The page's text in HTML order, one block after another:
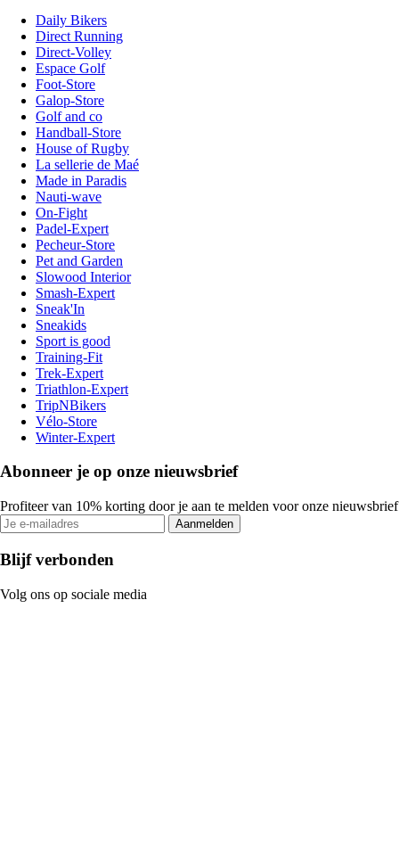
Daily Bikers
Direct Running
Direct-Volley
Espace Golf
Foot-Store
Galop-Store
Golf and co
Handball-Store
House of Rugby
La sellerie de Maé
Made in Paradis
Nauti-wave
On-Fight
Padel-Expert
Pecheur-Store
Pet and Garden
Slowood Interior
Smash-Expert
Sneak'In
Sneakids
Sport is good
Training-Fit
Trek-Expert
Triathlon-Expert
TripNBikers
Vélo-Store
Winter-Expert
Abonneer je op onze nieuwsbrief
Profiteer van 10% korting door je aan te melden voor onze nieuwsbrief
Aanmelden
Blijf verbonden
Volg ons op sociale media